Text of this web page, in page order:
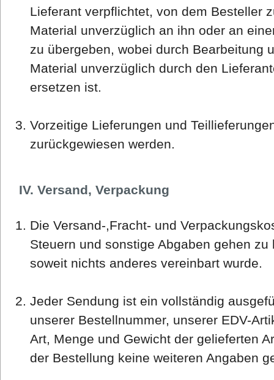
Lieferant verpflichtet, von dem Besteller
Material unverzüglich an ihn oder an
zu übergeben, wobei durch Bearbeitung
Material unverzüglich durch den
ersetzen ist.
Vorzeitige Lieferungen und
zurückgewiesen werden.
IV. Versand, Verpackung
Die Versand-,Fracht- und
Steuern und sonstige Abgaben gehen
soweit nichts anderes vereinbart wurde.
Jeder Sendung ist ein vollständig
unserer Bestellnummer, unserer EDV-
Art, Menge und Gewicht der gelieferten
der Bestellung keine weiteren Angaben